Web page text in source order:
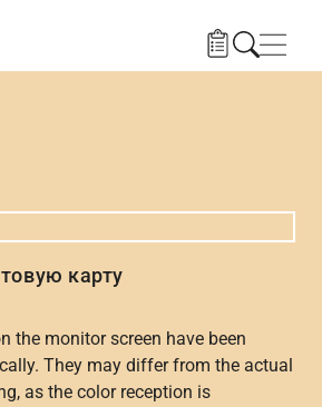
карту
the monitor screen have been
They may differ from the actual
as the color reception is